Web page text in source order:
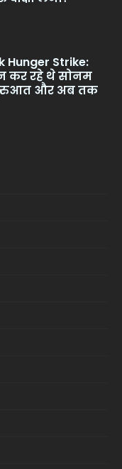
Hunger Strike:
कर रहे थे सोनम
और अब तक